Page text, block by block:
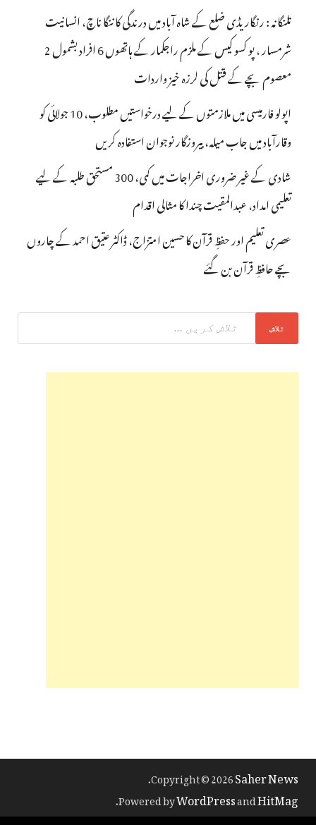
تلنگانہ : رنگاریڈی ضلع کے شاہ آباد میں درندگی کا ننگا ناچ، انسانیت
شرمسار ، پو کسو کیس کے ملزم راجکمار کے ہاتھوں 6 افراد بشمول 2
معصوم بچے کے قتل کی لرزہ خیز واردات
اپولو فارمیسی میں ملازمتوں کے لیے درخواستیں مطلوب، 10 جولائی کو
وقارآباد میں جاب میلہ، بیروزگار نوجوان استفادہ کریں
شادی کے غیر ضروری اخراجات میں کمی، 300 مستحق طلبہ کے لیے
تعلیمی امداد، عبدالمقیت چندا کا مثالی اقدام
عصری تعلیم اور حفظِ قرآن کا حسین امتزاج، ڈاکٹر عتیق احمد کے چاروں
بچے حافظِ قرآن بن گئے
Copyright © 2026Saher News
.
Powered byWordPressandHitMag
.